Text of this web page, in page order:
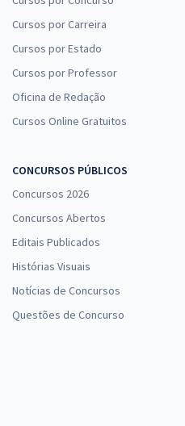
Cursos por Carreira
Cursos por Estado
Cursos por Professor
Oficina de Redação
Cursos Online Gratuitos
CONCURSOS PÚBLICOS
Concursos 2026
Concursos Abertos
Editais Publicados
Histórias Visuais
Notícias de Concursos
Questões de Concurso